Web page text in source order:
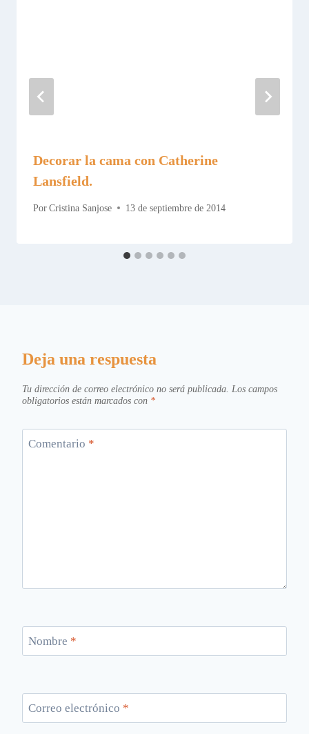
Decorar la cama con Catherine
Lansfield.
Por Cristina Sanjose 13 de septiembre de 2014
Deja una respuesta
Tu dirección de correo electrónico no será publicada. Los campos
obligatorios están marcados con *
Comentario *
Nombre *
Correo electrónico *